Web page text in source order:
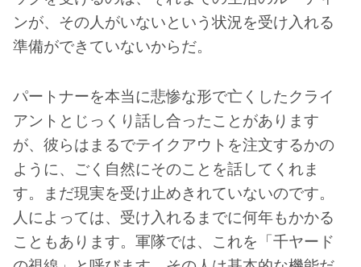
ンが、その人がいないという状況を受け入れる
準備ができていないからだ。
パートナーを本当に悲惨な形で亡くしたクライ
アントとじっくり話し合ったことがあります
が、彼らはまるでテイクアウトを注文するかの
ように、ごく自然にそのことを話してくれま
す。まだ現実を受け止めきれていないのです。
人によっては、受け入れるまでに何年もかかる
こともあります。軍隊では、これを「千ヤード